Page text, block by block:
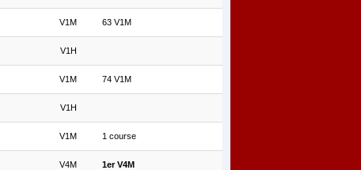
V1M 63 V1M
V1H
V1M 74 V1M
V1H
V1M 1 course
V4M 1er V4M